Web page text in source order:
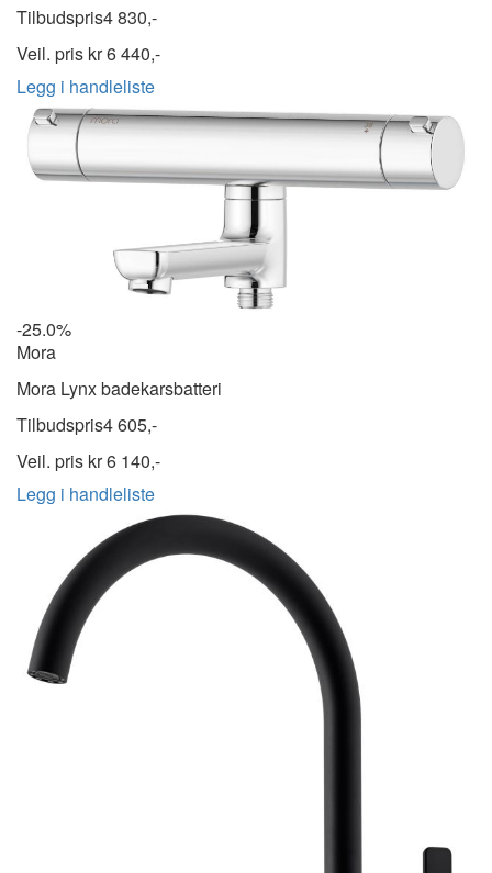
Tilbudspris4 830,-
Veil. pris kr6 440,-
Legg i handleliste
-25.0%
Mora
Mora Lynx badekarsbatteri
Tilbudspris4 605,-
Veil. pris kr6 140,-
Legg i handleliste